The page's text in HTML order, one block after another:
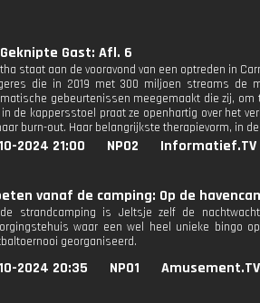
Gast: Afl. 6
staat aan de vooravond van een optreden in
die in 2019 met 300 miljoen streams de
gebeurtenissen meegemaakt die zij, om
in de kappersstoel praat ze openhartig over het
burn-out. Haar belangrijkste therapievorm, in
2024 21:00 NPO2 Informatief.TV
vanaf de camping: Op de
strandcamping is Jeltsje zelf de
waar een wel heel unieke bingo
georganiseerd.
2024 20:35 NPO1 Amusement.TV